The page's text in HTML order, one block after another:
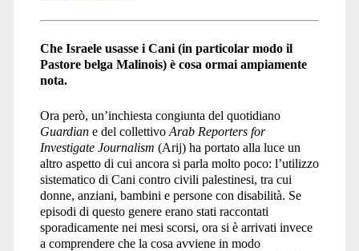
Che Israele usasse i Cani (in particolar modo il
Pastore belga Malinois) è cosa ormai ampiamente
nota.
Ora però, un’inchiesta congiunta del quotidiano
Guardiane del collettivo Arab Reporters for
Investigate Journalism (Arij) ha portato alla luce un
altro aspetto di cui ancora si parla molto poco: l’utilizzo
sistematico di Cani contro civili palestinesi, tra cui
donne, anziani, bambini e persone con disabilità. Se
episodi di questo genere erano stati raccontati
sporadicamente nei mesi scorsi, ora si è arrivati invece
a comprendere che la cosa avviene in modo